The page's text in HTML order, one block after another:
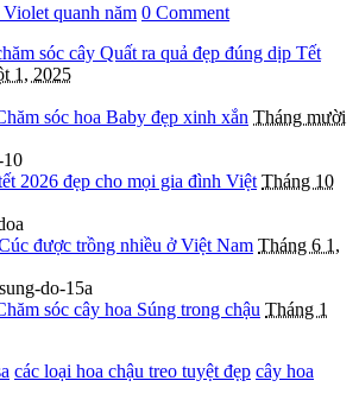
quanh năm 0 Comment
sóc cây Quất ra quả đẹp đúng dịp Tết
1, 2025
sóc hoa Baby đẹp xinh xắn Tháng mười
2026 đẹp cho mọi gia đình Việt Tháng 10
được trồng nhiều ở Việt Nam Tháng 6 1,
sóc cây hoa Súng trong chậu Tháng 1
các loại hoa chậu treo tuyệt đẹp cây hoa